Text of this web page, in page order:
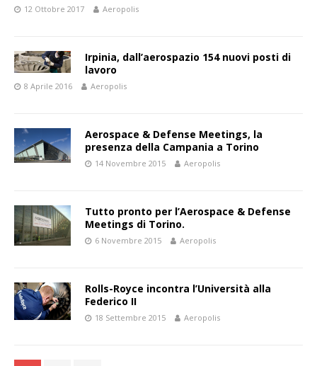
12 Ottobre 2017 Aeropolis
Irpinia, dall’aerospazio 154 nuovi posti di
lavoro
8 Aprile 2016 Aeropolis
Aerospace & Defense Meetings, la
presenza della Campania a Torino
14 Novembre 2015 Aeropolis
Tutto pronto per l’Aerospace & Defense
Meetings di Torino.
6 Novembre 2015 Aeropolis
Rolls-Royce incontra l’Università alla
Federico II
18 Settembre 2015 Aeropolis